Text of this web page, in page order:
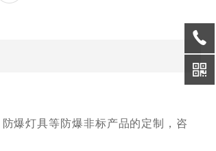
爆灯具等防爆非标产品的定制，咨